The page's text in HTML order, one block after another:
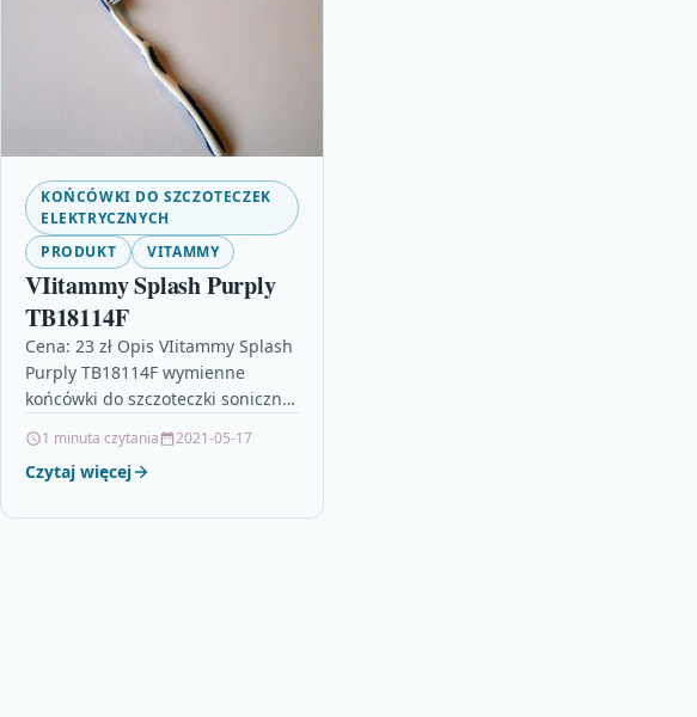
KOŃCÓWKI DO SZCZOTECZEK
ELEKTRYCZNYCH
PRODUKT
VITAMMY
VIitammy Splash Purply
TB18114F
Cena: 23 zł Opis VIitammy Splash
Purply TB18114F wymienne
końcówki do szczoteczki sonicznej
wymiana końcówki co 3 miesiące.
zestaw zawiera…
1 minuta czytania 2021-05-17
Czytaj więcej